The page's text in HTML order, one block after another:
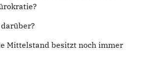
Mittelstand besitzt noch immer